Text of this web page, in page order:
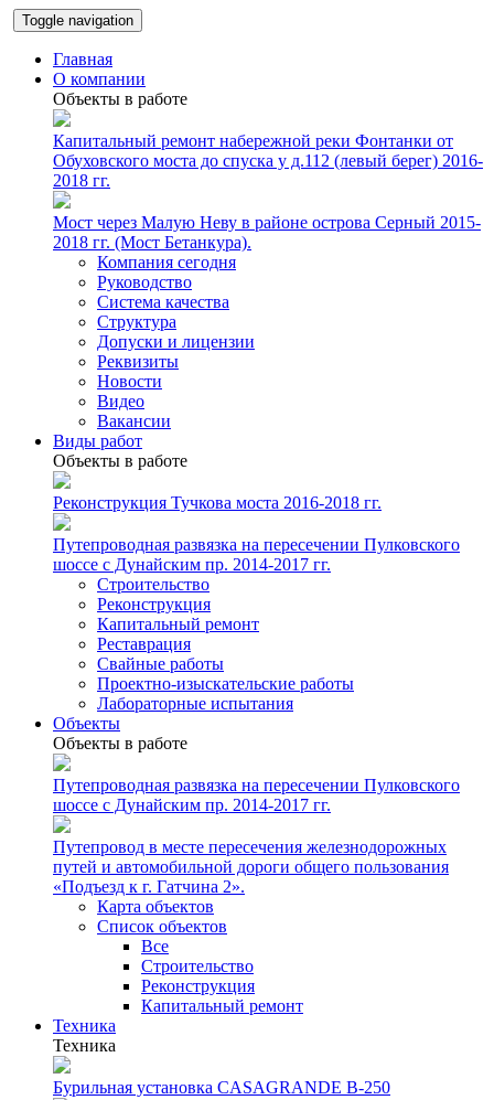
Toggle navigation
Главная
О компании
Объекты в работе
Капитальный ремонт набережной реки Фонтанки от
Обуховского моста до спуска у д.112 (левый берег) 2016-
2018 гг.
Мост через Малую Неву в районе острова Серный 2015-
2018 гг. (Мост Бетанкура).
Компания сегодня
Руководство
Система качества
Структура
Допуски и лицензии
Реквизиты
Новости
Видео
Вакансии
Виды работ
Объекты в работе
Реконструкция Тучкова моста 2016-2018 гг.
Путепроводная развязка на пересечении Пулковского
шоссе с Дунайским пр. 2014-2017 гг.
Строительство
Реконструкция
Капитальный ремонт
Реставрация
Свайные работы
Проектно-изыскательские работы
Лабораторные испытания
Объекты
Объекты в работе
Путепроводная развязка на пересечении Пулковского
шоссе с Дунайским пр. 2014-2017 гг.
Путепровод в месте пересечения железнодорожных
путей и автомобильной дороги общего пользования
«Подъезд к г. Гатчина 2».
Карта объектов
Список объектов
Все
Строительство
Реконструкция
Капитальный ремонт
Техника
Техника
Бурильная установка CASAGRANDE B-250